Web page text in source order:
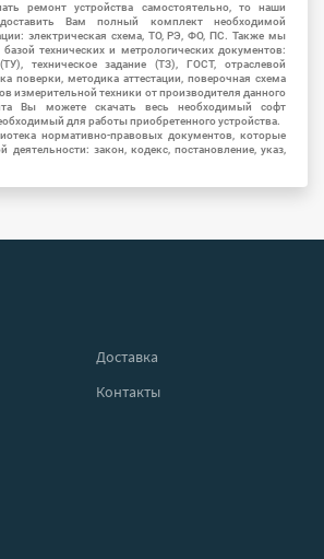
ремонт устройства самостоятельно, то наши
Вам полный комплект необходимой
электрическая схема, ТО, РЭ, ФО, ПС. Также мы
технических и метрологических документов:
техническое задание (ТЗ), ГОСТ, отраслевой
поверки, методика аттестации, поверочная схема
измерительной техники от производителя данного
Вы можете скачать весь необходимый софт
для работы приобретенного устройства.
нормативно-правовых документов, которые
деятельности: закон, кодекс, постановление, указ,
Доставка
Контакты